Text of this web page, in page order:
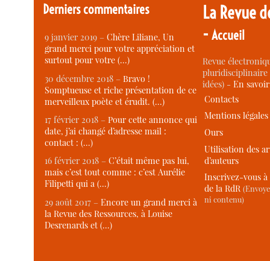
Derniers commentaires
9 janvier 2019 –Chère Liliane, Un
grand merci pour votre appréciation et
surtout pour votre (…)
30 décembre 2018 –Bravo !
Somptueuse et riche présentation de ce
merveilleux poète et érudit. (…)
17 février 2018 –Pour cette annonce qui
date, j’ai changé d’adresse mail :
contact : (…)
16 février 2018 –C’était même pas lui,
mais c’est tout comme : c’est Aurélie
Filipetti qui a (…)
29 août 2017 –Encore un grand merci à
la Revue des Ressources, à Louise
Desrenards et (…)
La Revue
-Accueil
Revue
idées) -En
Contacts
Mentions légales
Ours
Utilisation des
d’auteurs
Inscrivez-vous
de la RdR
ni contenu)